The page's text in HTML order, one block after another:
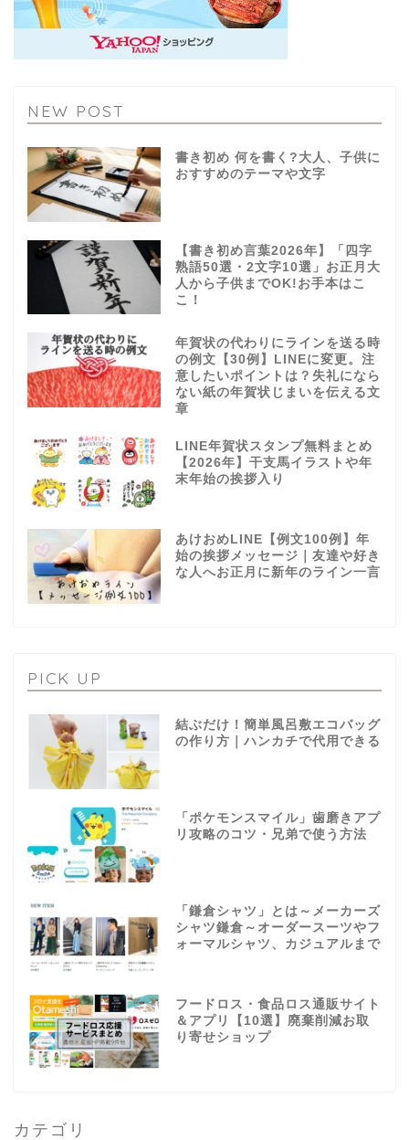
NEW POST
書き初め 何を書く?大人、子供に
おすすめのテーマや文字
【書き初め言葉2026年】「四字
熟語50選・2文字10選」お正月大
人から子供までOK!お手本はこ
こ！
年賀状の代わりにラインを送る時
の例文【30例】LINEに変更。注
意したいポイントは？失礼になら
ない紙の年賀状じまいを伝える文
章
LINE年賀状スタンプ無料まとめ
【2026年】干支馬イラストや年
末年始の挨拶入り
あけおめLINE【例文100例】年
始の挨拶メッセージ｜友達や好き
な人へお正月に新年のライン一言
PICK UP
結ぶだけ！簡単風呂敷エコバッグ
の作り方｜ハンカチで代用できる
「ポケモンスマイル」歯磨きアプ
リ攻略のコツ・兄弟で使う方法
「鎌倉シャツ」とは～メーカーズ
シャツ鎌倉～オーダースーツやフ
ォーマルシャツ、カジュアルまで
フードロス・食品ロス通販サイト
＆アプリ【10選】廃棄削減お取
り寄せショップ
カテゴリ